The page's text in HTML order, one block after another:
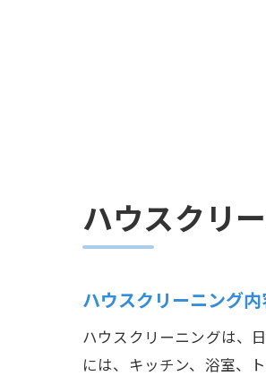
ハウスクリ
ハウスクリーニング
ハウスクリーニングは、
には、キッチン、浴室、